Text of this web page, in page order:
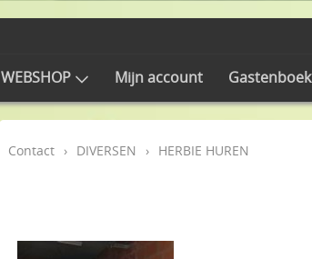
WEBSHOP Mijn account Gastenboek
Contact › DIVERSEN › HERBIE HUREN